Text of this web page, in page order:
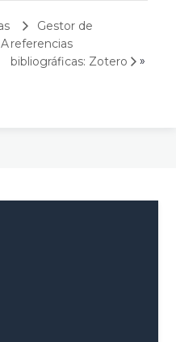
Gestor de
referencias
bibliográficas: Zotero
»